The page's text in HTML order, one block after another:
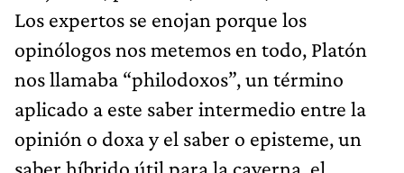
Los expertos se enojan porque los
opinólogos nos metemos en todo, Platón
nos llamaba “philodoxos”, un término
aplicado a este saber intermedio entre la
opinión o doxa y el saber o episteme, un
saber híbrido útil para la caverna, el